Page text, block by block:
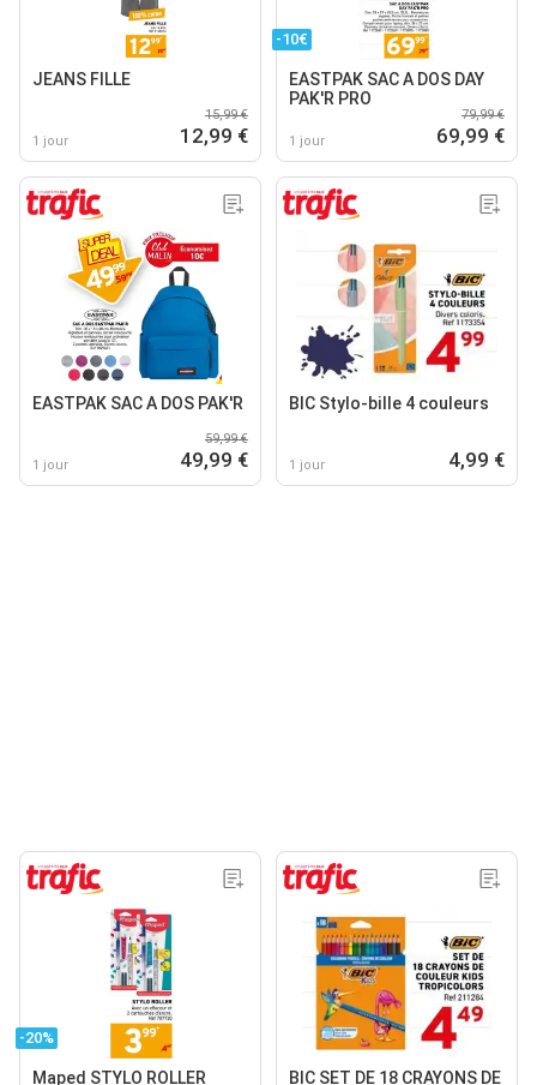
JEANS FILLE
1 jour
15,99 €
12,99 €
-10€
EASTPAK SAC A DOS DAY
PAK'R PRO
1 jour
79,99 €
69,99 €
EASTPAK SAC A DOS PAK'R
1 jour
59,99 €
49,99 €
BIC Stylo-bille 4 couleurs
1 jour 4,99 €
-20%
Maped STYLO ROLLER BIC SET DE 18 CRAYONS DE